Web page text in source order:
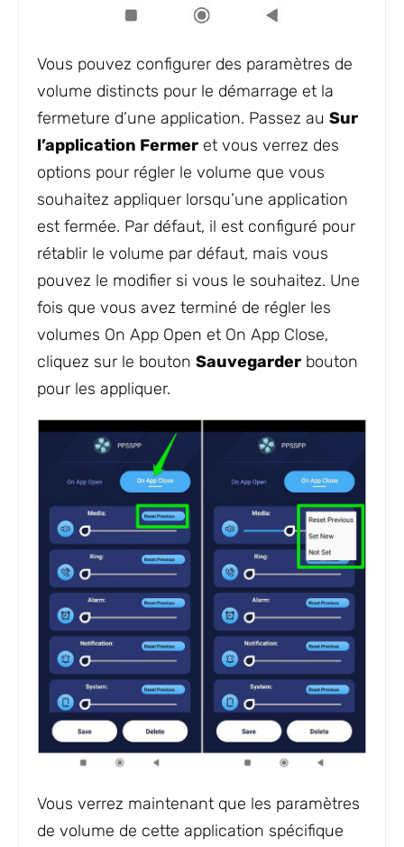
Vous pouvez configurer des paramètres de
volume distincts pour le démarrage et la
fermeture d’une application. Passez au Sur
l’application Fermer et vous verrez des
options pour régler le volume que vous
souhaitez appliquer lorsqu’une application
est fermée. Par défaut, il est configuré pour
rétablir le volume par défaut, mais vous
pouvez le modifier si vous le souhaitez. Une
fois que vous avez terminé de régler les
volumes On App Open et On App Close,
cliquez sur le bouton Sauvegarder bouton
pour les appliquer.
Vous verrez maintenant que les paramètres
de volume de cette application spécifique